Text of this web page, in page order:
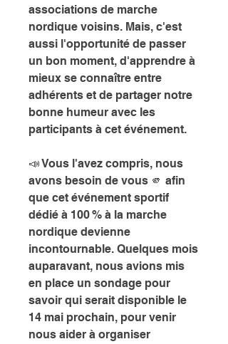
associations de marche
nordique voisins. Mais, c'est
aussi l'opportunité de passer
un bon moment, d'apprendre à
mieux se connaître entre
adhérents et de partager notre
bonne humeur avec les
participants à cet événement.
📣 Vous l'avez compris, nous
avons besoin de vous 🫵 afin
que cet événement sportif
dédié à 100 % à la marche
nordique devienne
incontournable. Quelques mois
auparavant, nous avions mis
en place un sondage pour
savoir qui serait disponible le
14 mai prochain, pour venir
nous aider à organiser